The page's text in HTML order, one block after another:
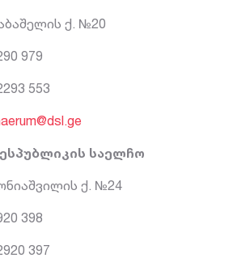
ქ. №20
979
553
საელჩო
ქ. №24
398
397